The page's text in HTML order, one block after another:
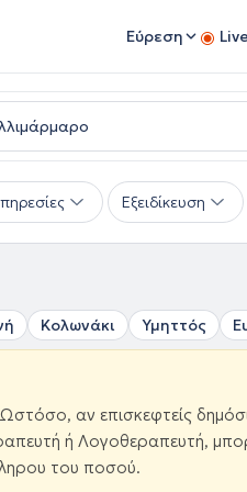
Εύρεση
Εξειδίκευση
Κολωνάκι Υμηττός
αν επισκεφτείς
ή Λογοθεραπευτή,
του ποσού.